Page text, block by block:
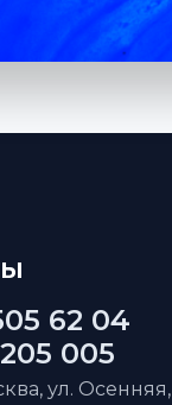
62 04
005
ул. Осенняя,